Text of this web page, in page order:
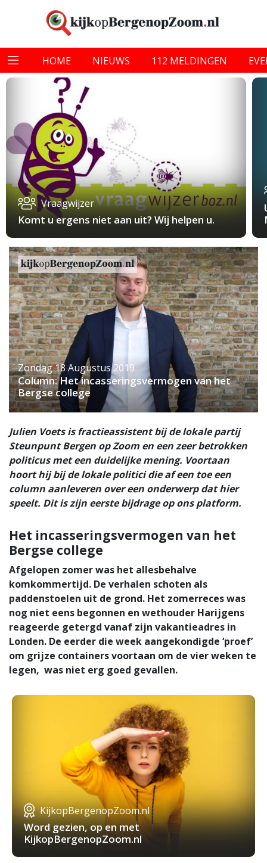
HOME NIEUWS 112 MELDINGEN
Vraagwijzer
Komt u ergens niet aan uit? Wij helpen u.
Zondag 18 Augustus 2019
Column: Het incasseringsvermogen van het
Bergse college
Julien Voets is fractieassistent bij de lokale partij
Steunpunt Bergen op Zoom en een zeer betrokken
politicus met een duidelijke mening. Voortaan
hoort hij bij de lokale politici die af een toe een
column aanleveren over een onderwerp dat hier
speelt. Dit is zijn eerste bijdrage op ons platform.
Het incasseringsvermogen van het
Bergse college
Afgelopen zomer was het allesbehalve
komkommertijd. De verhalen schoten als
paddenstoelen uit de grond. Het zomerreces was
nog niet eens begonnen en wethouder Harijgens
reageerde getergd vanaf zijn vakantieadres in
Londen. De eerder die week aangekondigde ‘proef’
om grijze containers voortaan om de vier weken te
legen, was niet erg goed gevallen.
KijkopBergenopZoom.nl
Word gezien, op en met
KijkopBergenopZoom.nl